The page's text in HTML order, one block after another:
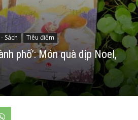
Sách Tiêu điểm
phố’: Món quà dịp Noel,